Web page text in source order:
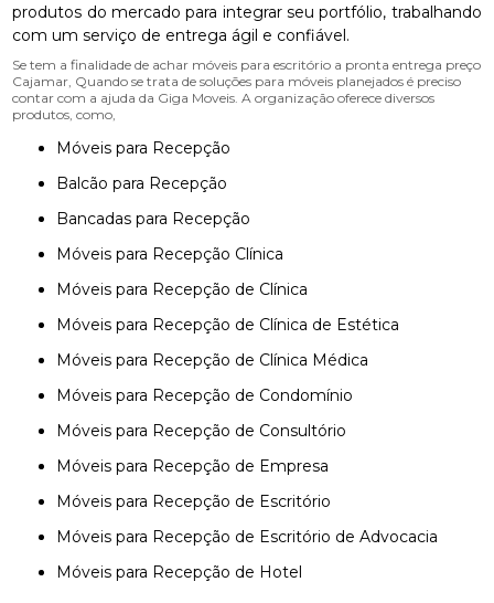
produtos do mercado para integrar seu portfólio, trabalhando
com um serviço de entrega ágil e confiável.
Se tem a finalidade de achar móveis para escritório a pronta entrega preço
Cajamar, Quando se trata de soluções para móveis planejados é preciso
contar com a ajuda da Giga Moveis. A organização oferece diversos
produtos, como,
Móveis para Recepção
Balcão para Recepção
Bancadas para Recepção
Móveis para Recepção Clínica
Móveis para Recepção de Clínica
Móveis para Recepção de Clínica de Estética
Móveis para Recepção de Clínica Médica
Móveis para Recepção de Condomínio
Móveis para Recepção de Consultório
Móveis para Recepção de Empresa
Móveis para Recepção de Escritório
Móveis para Recepção de Escritório de Advocacia
Móveis para Recepção de Hotel